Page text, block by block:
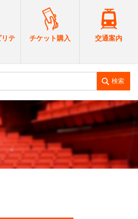
リテ
チケット購入 交通案内
検索